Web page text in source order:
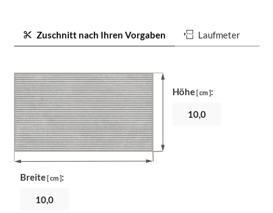
Zuschnitt nach Ihren Vorgaben Laufmeter
Breite[ cm ]:
Höhe[ cm ]: